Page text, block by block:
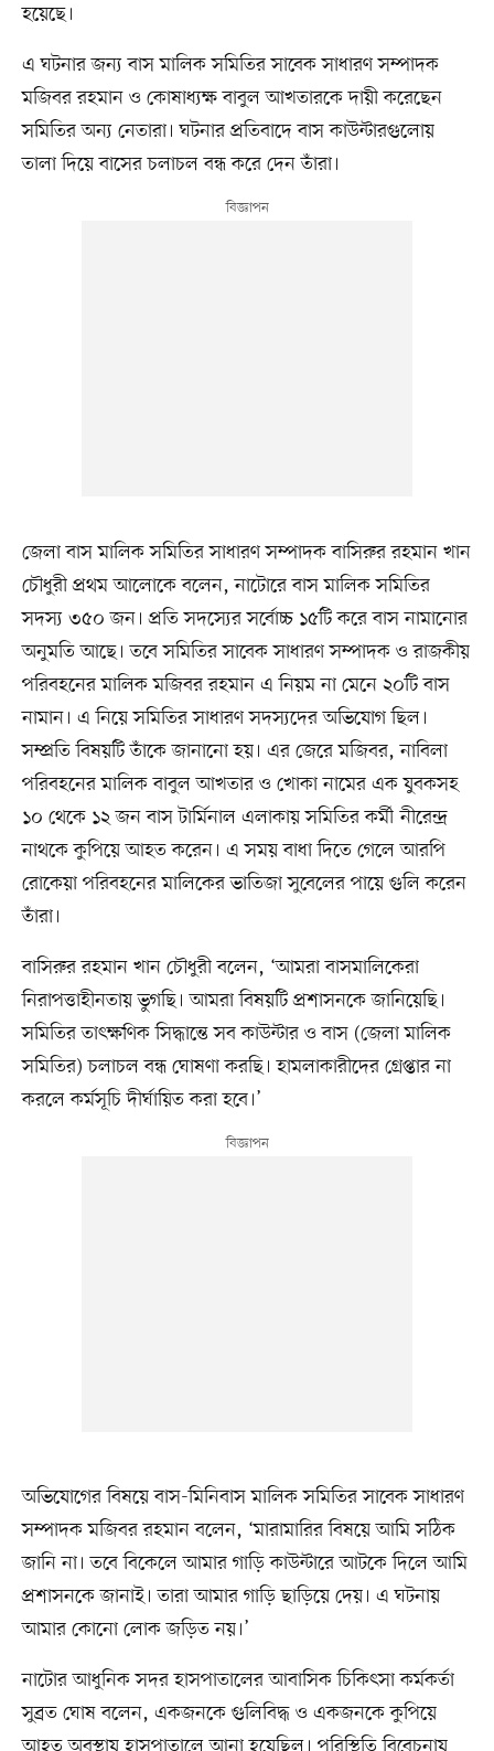
হয়েছে।
এ ঘটনার জন্য বাস মালিক সমিতির সাবেক সাধারণ সম্পাদক
মজিবর রহমান ও কোষাধ্যক্ষ বাবুল আখতারকে দায়ী করেছেন
সমিতির অন্য নেতারা। ঘটনার প্রতিবাদে বাস কাউন্টারগুলোয়
তালা দিয়ে বাসের চলাচল বন্ধ করে দেন তাঁরা।
জেলা বাস মালিক সমিতির সাধারণ সম্পাদক বাসিরুর রহমান খান
চৌধুরী প্রথম আলোকে বলেন, নাটোরে বাস মালিক সমিতির
সদস্য ৩৫০ জন। প্রতি সদস্যের সর্বোচ্চ ১৫টি করে বাস নামানোর
অনুমতি আছে। তবে সমিতির সাবেক সাধারণ সম্পাদক ও রাজকীয়
পরিবহনের মালিক মজিবর রহমান এ নিয়ম না মেনে ২০টি বাস
নামান। এ নিয়ে সমিতির সাধারণ সদস্যদের অভিযোগ ছিল।
সম্প্রতি বিষয়টি তাঁকে জানানো হয়। এর জেরে মজিবর, নাবিলা
পরিবহনের মালিক বাবুল আখতার ও খোকা নামের এক যুবকসহ
১০ থেকে ১২ জন বাস টার্মিনাল এলাকায় সমিতির কর্মী নীরেন্দ্র
নাথকে কুপিয়ে আহত করেন। এ সময় বাধা দিতে গেলে আরপি
রোকেয়া পরিবহনের মালিকের ভাতিজা সুবেলের পায়ে গুলি করেন
তাঁরা।
বাসিরুর রহমান খান চৌধুরী বলেন, ‘আমরা বাসমালিকেরা
নিরাপত্তাহীনতায় ভুগছি। আমরা বিষয়টি প্রশাসনকে জানিয়েছি।
সমিতির তাৎক্ষণিক সিদ্ধান্তে সব কাউন্টার ও বাস (জেলা মালিক
সমিতির) চলাচল বন্ধ ঘোষণা করছি। হামলাকারীদের গ্রেপ্তার না
করলে কর্মসূচি দীর্ঘায়িত করা হবে।’
অভিযোগের বিষয়ে বাস-মিনিবাস মালিক সমিতির সাবেক সাধারণ
সম্পাদক মজিবর রহমান বলেন, ‘মারামারির বিষয়ে আমি সঠিক
জানি না। তবে বিকেলে আমার গাড়ি কাউন্টারে আটকে দিলে আমি
প্রশাসনকে জানাই। তারা আমার গাড়ি ছাড়িয়ে দেয়। এ ঘটনায়
আমার কোনো লোক জড়িত নয়।’
নাটোর আধুনিক সদর হাসপাতালের আবাসিক চিকিৎসা কর্মকর্তা
সুব্রত ঘোষ বলেন, একজনকে গুলিবিদ্ধ ও একজনকে কুপিয়ে